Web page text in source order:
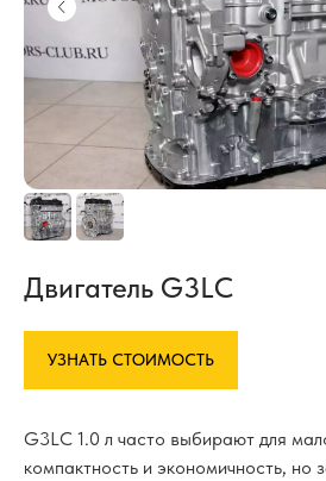
Двигатель G3LC
УЗНАТЬ СТОИМОСТЬ
G3LC 1.0 л часто выбирают для
компактность и экономичность, но